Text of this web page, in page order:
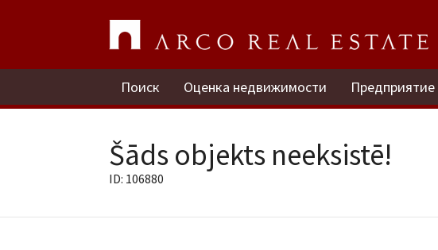
Поиск Оценка недвижимости Предприятие
Šāds objekts neeksistē!
ID: 106880